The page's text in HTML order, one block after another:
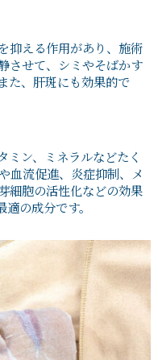
抑える作用があり、施術
させて、シミやそばかす
た、肝斑にも効果的で
ミン、ミネラルなどたく
血流促進、炎症抑制、メ
細胞の活性化などの効果
の成分です。